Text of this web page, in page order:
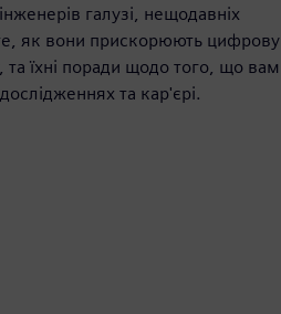
галузі, нещодавніх
як вони прискорюють цифрову
їхні поради щодо того, що вам
та кар'єрі.